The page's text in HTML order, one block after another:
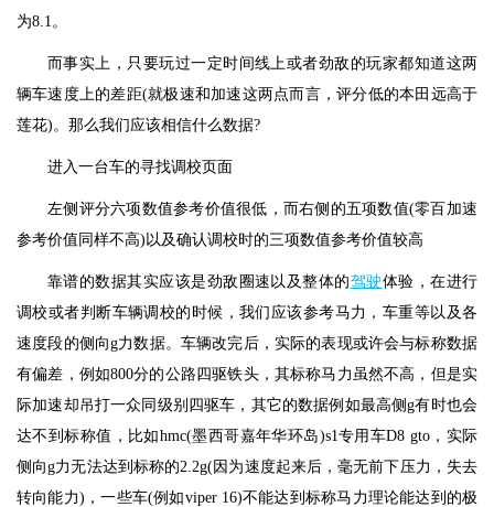
为8.1。
而事实上，只要玩过一定时间线上或者劲敌的玩家都知道这两
辆车速度上的差距(就极速和加速这两点而言，评分低的本田远高于
莲花)。那么我们应该相信什么数据?
进入一台车的寻找调校页面
左侧评分六项数值参考价值很低，而右侧的五项数值(零百加速
参考价值同样不高)以及确认调校时的三项数值参考价值较高
靠谱的数据其实应该是劲敌圈速以及整体的驾驶体验，在进行
调校或者判断车辆调校的时候，我们应该参考马力，车重等以及各
速度段的侧向g力数据。车辆改完后，实际的表现或许会与标称数据
有偏差，例如800分的公路四驱铁头，其标称马力虽然不高，但是实
际加速却吊打一众同级别四驱车，其它的数据例如最高侧g有时也会
达不到标称值，比如hmc(墨西哥嘉年华环岛)s1专用车D8 gto，实际
侧向g力无法达到标称的2.2g(因为速度起来后，毫无前下压力，失去
转向能力)，一些车(例如viper 16)不能达到标称马力理论能达到的极